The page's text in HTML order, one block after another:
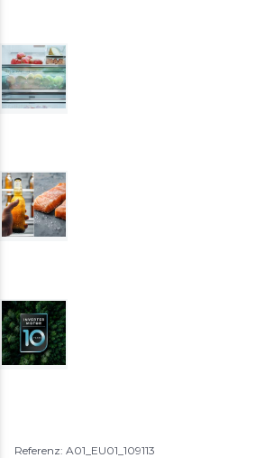
Referenz: A01_EU01_109113